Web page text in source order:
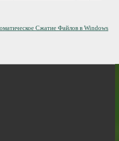
Сжатие Файлов в Windows